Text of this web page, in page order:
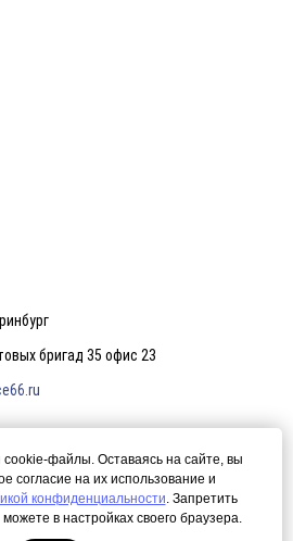
бригад 35 офис 23
файлы. Оставаясь на сайте, вы
согласие на их использование и
конфиденциальности. Запретить
в настройках своего браузера.
конфиденциальности